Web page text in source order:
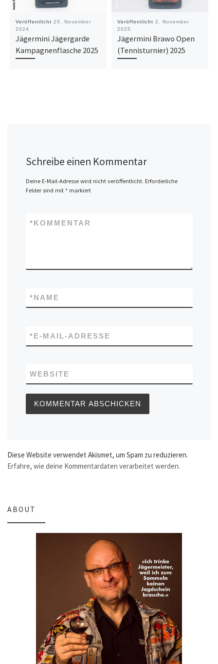
Veröffentlicht 25. November
2024
Jägermini Jägergarde
Kampagnenflasche 2025
Veröffentlicht 2. November
2025
Jägermini Brawo Open
(Tennisturnier) 2025
Schreibe einen Kommentar
Deine E-Mail-Adresse wird nicht veröffentlicht. Erforderliche
Felder sind mit *markiert
KOMMENTAR
*
NAME
*
E-MAIL-ADRESSE
*
WEBSITE
Diese Website verwendet Akismet, um Spam zu reduzieren.
Erfahre, wie deine Kommentardaten verarbeitet werden.
ABOUT